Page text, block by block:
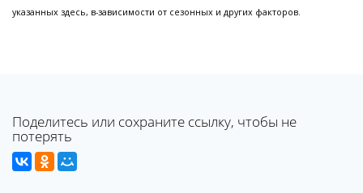
указанных здесь, в-зависимости от сезонных и других факторов.
Поделитесь или сохраните ссылку, чтобы не
потерять